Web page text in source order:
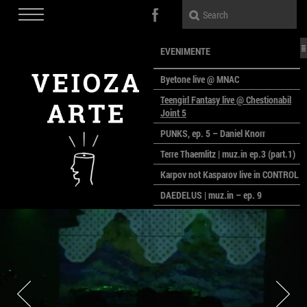
EVENIMENTE
Byetone live @ MNAC
Teengirl Fantasy live @ Chestionabil
Joint 5
PUNKS, ep. 5 – Daniel Knorr
Terre Thaemlitz | muz.in ep.3 (part.1)
Karpov not Kasparov live in CONTROL
DAEDELUS | muz.in – ep. 9
LALELE, LALELE – prima premieră a
anului la MACAZ
CinePOLSKA – filme poloneze la
București
PEOPLE OF ROMANIA se lansează la
galeria Simeza